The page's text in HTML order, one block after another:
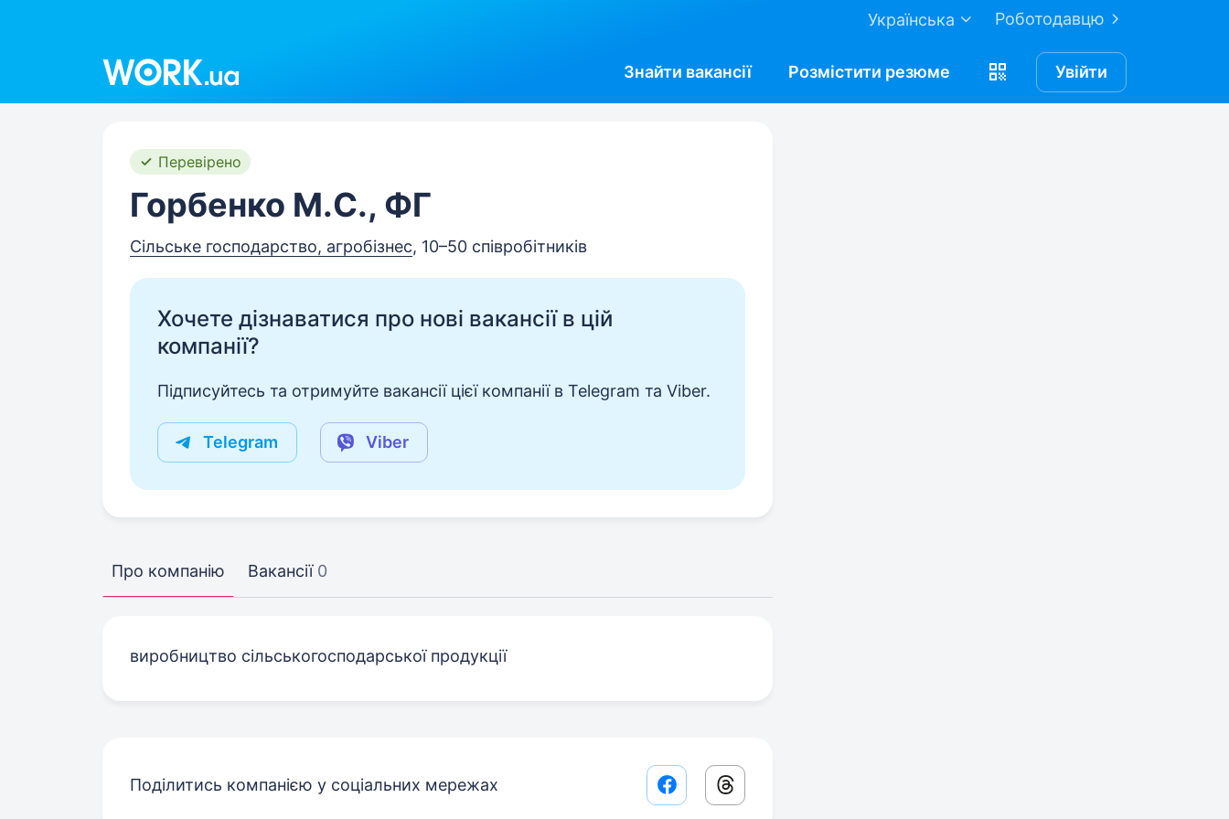
Роботодавцю
Українська
Знайти вакансії Розмістити резюме Увійти
Перевірено
Горбенко М.С., ФГ
Сільське господарство, агробізнес, 10–50 співробітників
Хочете дізнаватися про нові вакансії в цій
компанії?
Підписуйтесь та отримуйте вакансії цієї компанії в Telegram та Viber.
Telegram Viber
Про компанію Вакансії 0
виробництво сільськогосподарської продукції
Поділитись компанією у соціальних мережах Facebook share link
Threads share link